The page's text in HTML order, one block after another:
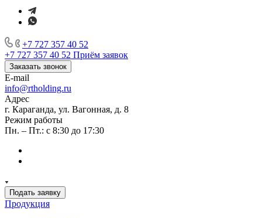
+7 727 357 40 52
+7 727 357 40 52 Приём заявок
Заказать звонок
E-mail
info@rtholding.ru
Адрес
г. Караганда, ул. Вагонная, д. 8
Режим работы
Пн. – Пт.: с 8:30 до 17:30
Подать заявку
Продукция